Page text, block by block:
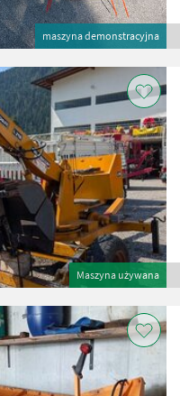
maszyna demonstracyjna
Maszyna używana